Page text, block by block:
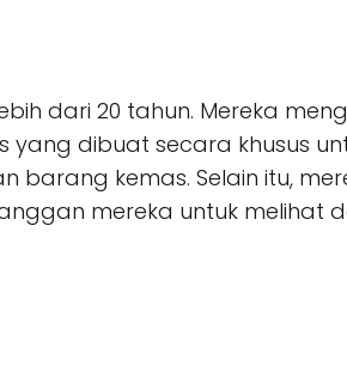
dari 20 tahun. Mereka
dibuat secara khusus
kemas. Selain itu,
mereka untuk melihat